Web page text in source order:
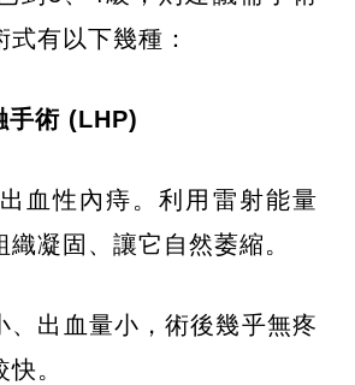
有以下幾種：
手術 (LHP)
血性內痔。利用雷射能量
凝固、讓它自然萎縮。
、出血量小，術後幾乎無疼
。